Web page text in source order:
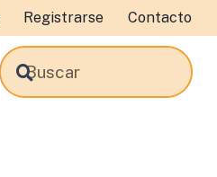
Registrarse Contacto